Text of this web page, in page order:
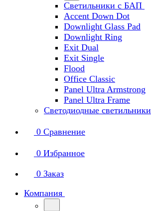
Светильники с БАП
Accent Down Dot
Downlight Glass Pad
Downlight Ring
Exit Dual
Exit Single
Flood
Office Classic
Panel Ultra Armstrong
Panel Ultra Frame
Светодиодные светильники
0 Сравнение
0 Избранное
0 Заказ
Компания